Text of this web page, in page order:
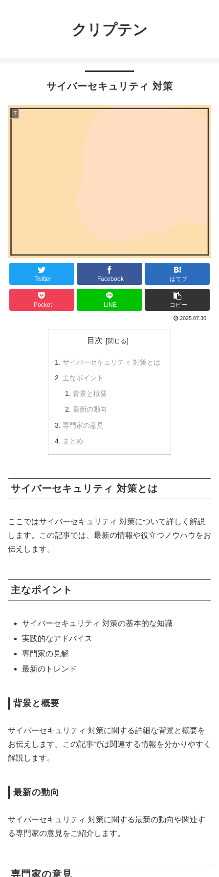
クリプテン
サイバーセキュリティ 対策
IT
Twitter Facebook はてブ
Pocket LINE コピー
2025.07.30
目次
サイバーセキュリティ 対策とは
主なポイント
背景と概要
最新の動向
専門家の意見
まとめ
サイバーセキュリティ 対策とは
ここではサイバーセキュリティ 対策について詳しく解説
します。この記事では、最新の情報や役立つノウハウをお
伝えします。
主なポイント
サイバーセキュリティ 対策の基本的な知識
実践的なアドバイス
専門家の見解
最新のトレンド
背景と概要
サイバーセキュリティ 対策に関する詳細な背景と概要を
お伝えします。この記事では関連する情報を分かりやすく
解説します。
最新の動向
サイバーセキュリティ 対策に関する最新の動向や関連す
る専門家の意見をご紹介します。
専門家の意見